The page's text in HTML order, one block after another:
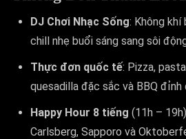
DJ Chơi Nhạc Sống: Không
chill nhẹ buổi sáng sang sôi
Thực đơn quốc tế: Pizza,
quesadilla đặc sắc và BBQ đỉnh
Happy Hour 8 tiếng (11h –
Carlsberg, Sapporo và